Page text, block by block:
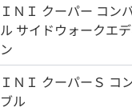
ＮＩ クーパー コン
サイドウォークエ
ＮＩ クーパーＳ コ
ル